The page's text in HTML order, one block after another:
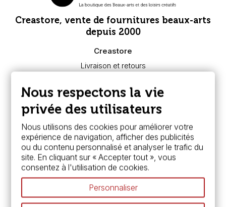
Creastore, vente de fournitures beaux-arts
depuis 2000
Creastore
Livraison et retours
Paiement sécurisé
FAQ
Boutique à Angers
Services
Carte fidélité & avantages
Chèque cadeau, bon cadeaux
Devis & bon de commande
Pass culture - mode d'emploi
Nos promotions en cours
Espace conseils
Nous respectons la vie
privée des utilisateurs
Nous utilisons des cookies pour améliorer votre
expérience de navigation, afficher des publicités
ou du contenu personnalisé et analyser le trafic du
site. En cliquant sur « Accepter tout », vous
consentez à l'utilisation de cookies.
Personnaliser